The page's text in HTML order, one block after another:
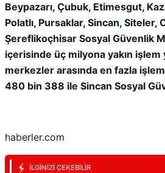
Beypazarı, Çubuk, Etimesgut,
Polatlı, Pursaklar, Sincan, Siteler,
Şereflikoçhisar Sosyal Güvenlik
içerisinde üç milyona yakın işlem
merkezler arasında en fazla
480 bin 388 ile Sincan Sosyal
haberler.com
İLGINIZI ÇEKEBILIR